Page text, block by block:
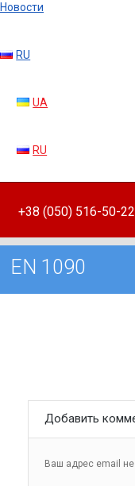
Новости
RU
UA
RU
+38 (050) 516-50-
EN 1090
Добавить
Ваш адрес email